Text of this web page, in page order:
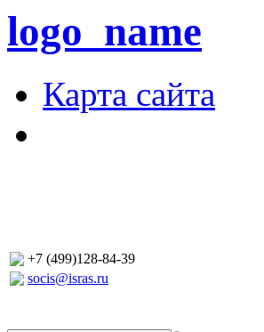
logo_name
Карта сайта
+7 (499)128-84-39
socis@isras.ru